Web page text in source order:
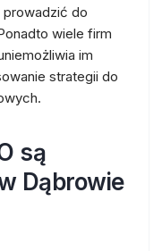
do
wiele firm
im
strategii do
są
Dąbrowie